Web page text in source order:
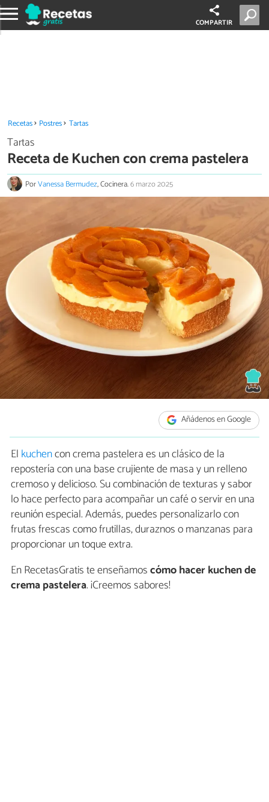
COMPARTIR
Recetas Postres Tartas
Tartas
Receta de Kuchen con crema pastelera
PorVanessa Bermudez, Cocinera.6 marzo 2025
Añádenos en Google
El kuchencon crema pastelera es un clásico de la
repostería con una base crujiente de masa y un relleno
cremoso y delicioso. Su combinación de texturas y sabor
lo hace perfecto para acompañar un café o servir en una
reunión especial. Además, puedes personalizarlo con
frutas frescas como frutillas, duraznos o manzanas para
proporcionar un toque extra.
En RecetasGratis te enseñamoscómo hacer kuchen de
crema pastelera. ¡Creemos sabores!